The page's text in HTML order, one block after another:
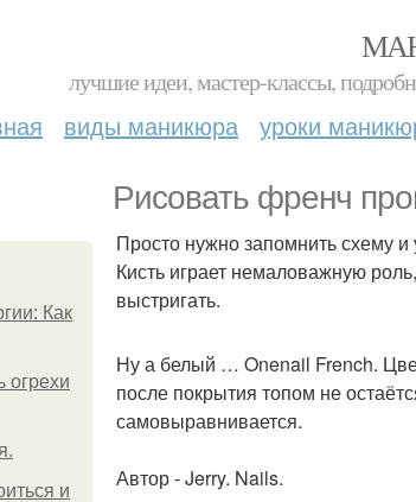
лучшие идеи, мастер-классы,
виды маникюра уроки
Рисовать френч
Как
огрехи
и
Просто нужно запомнить схему и
Кисть играет немаловажную
выстригать.
Ну а белый … Onenail French.
после покрытия топом не
самовыравнивается.
Автор - Jerry. Nails.